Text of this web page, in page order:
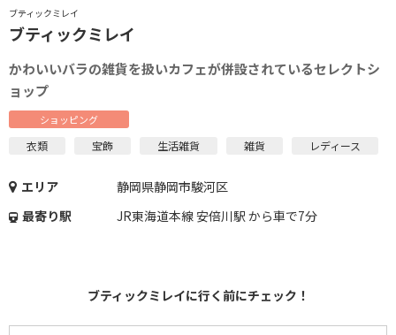
ブティックミレイ
ブティックミレイ
かわいいバラの雑貨を扱いカフェが併設されているセレクトシ
ョップ
ショッピング
衣類 宝飾 生活雑貨 雑貨 レディース
エリア
静岡県静岡市駿河区
最寄り駅
JR東海道本線 安倍川駅 から車で7分
ブティックミレイに行く前にチェック！